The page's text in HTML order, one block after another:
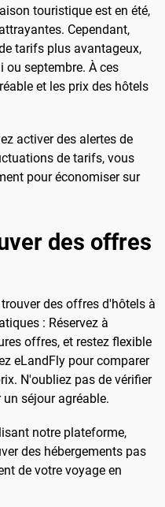
touristique est en été,
Cependant,
tarifs plus avantageux,
ou septembre. À ces
et les prix des hôtels
activer des alertes de
de tarifs, vous
pour économiser sur
des offres
des offres d'hôtels à
: Réservez à
offres, et restez flexible
eLandFly pour comparer
N'oubliez pas de vérifier
séjour agréable.
notre plateforme,
des hébergements pas
de votre voyage en